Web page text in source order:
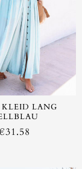
LANG
31.58